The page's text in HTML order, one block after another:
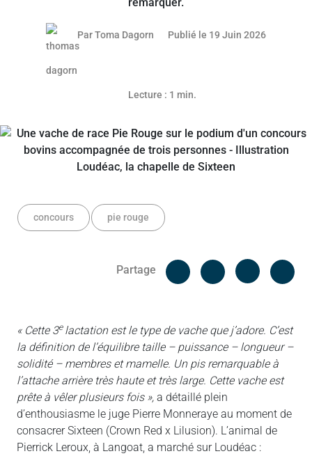
ParToma Dagorn Publié le 19 Juin 202618 juin
Lecture : 1 min.
concours pie rouge
Partage
Facebook
« Cette 3e lactation est le type de vache que j’adore. C’est
la définition de l’équilibre taille – puissance – longueur –
solidité – membres et mamelle. Un pis remarquable à
l’attache arrière très haute et très large. Cette vache est
prête à vêler plusieurs fois », a détaillé plein
d’enthousiasme le juge Pierre Monneraye au moment de
consacrer Sixteen (Crown Red x Lilusion). L’animal de
Pierrick Leroux, à Langoat, a marché sur Loudéac :